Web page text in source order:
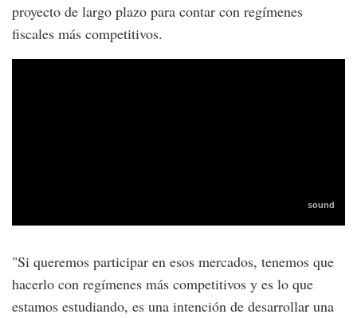
proyecto de largo plazo para contar con regímenes
fiscales más competitivos.
"Si queremos participar en esos mercados, tenemos que
hacerlo con regímenes más competitivos y es lo que
estamos estudiando, es una intención de desarrollar una